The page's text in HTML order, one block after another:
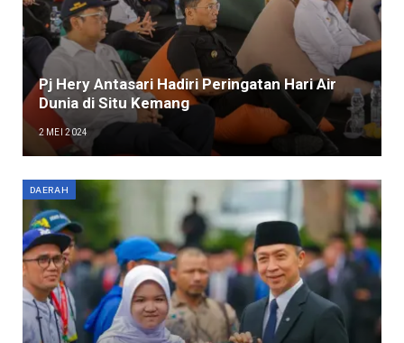
Pj Hery Antasari Hadiri Peringatan Hari Air
Dunia di Situ Kemang
2 MEI 2024
DAERAH